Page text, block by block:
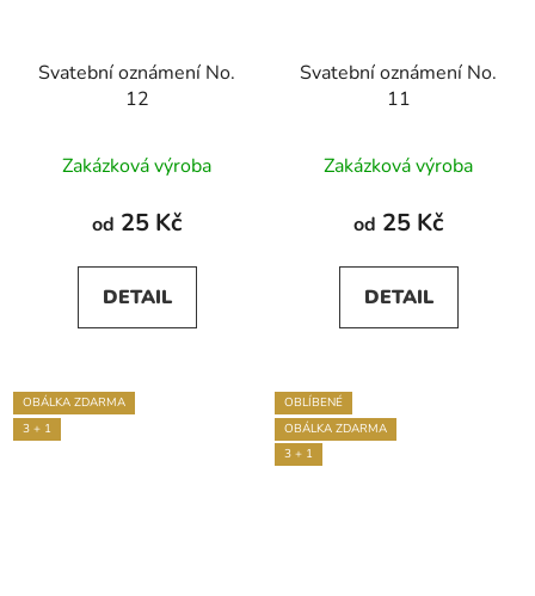
Svatební oznámení No.
12
hodnocení
produktu
5,0
z
Zakázková výroba
od 25 Kč
DETAIL
Svatební oznámení No.
11
Zakázková výroba
od 25 Kč
DETAIL
OBÁLKA ZDARMA
3 + 1
OBLÍBENÉ
OBÁLKA ZDARMA
3 + 1